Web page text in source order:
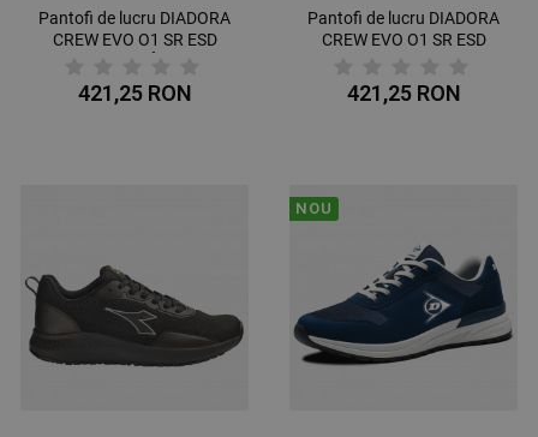
Pantofi de lucru DIADORA
CREW EVO O1 SR ESD
421,25 RON
Pantofi de lucru DIADORA
CREW EVO O1 SR ESD
421,25 RON
NOU